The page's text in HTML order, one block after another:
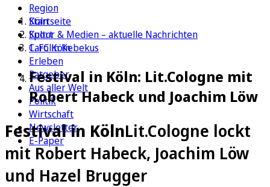
Region
Köln
Sport
1. FC Köln
Erleben
Ratgeber
Aus aller Welt
Politik
Wirtschaft
Newsletter
E-Paper
Startseite
Kultur & Medien – aktuelle Nachrichten
Carolin Kebekus
Festival in Köln: Lit.Cologne mit
Robert Habeck und Joachim Löw
Festival in KölnLit.Cologne lockt
mit Robert Habeck, Joachim Löw
und Hazel Brugger